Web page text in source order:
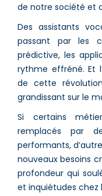
de notre société et
Des assistants
passant par les
prédictive, les
rythme effréné. Et
de cette
grandissant sur le
Si certains
remplacés par
performants,
nouveaux besoins
profondeur qui
et inquiétudes chez